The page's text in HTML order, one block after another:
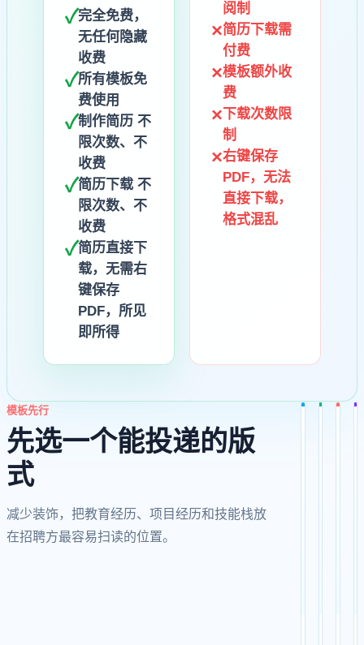
✓完全免费，
无任何隐藏
收费
✓所有模板免
费使用
✓制作简历 不
限次数、不
收费
✓简历下载 不
限次数、不
收费
✓简历直接下
载，无需右
键保存
PDF，所见
即所得
阅制
×简历下载需
付费
×模板额外收
费
×下载次数限
制
×右键保存
PDF，无法
直接下载，
格式混乱
模板先行
先选一个能投递的版
式
减少装饰，把教育经历、项目经历和技能栈放
在招聘方最容易扫读的位置。